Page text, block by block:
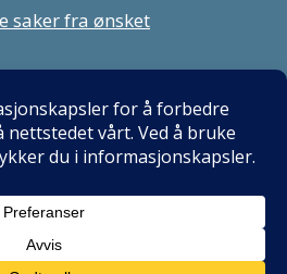
saker fra ønsket